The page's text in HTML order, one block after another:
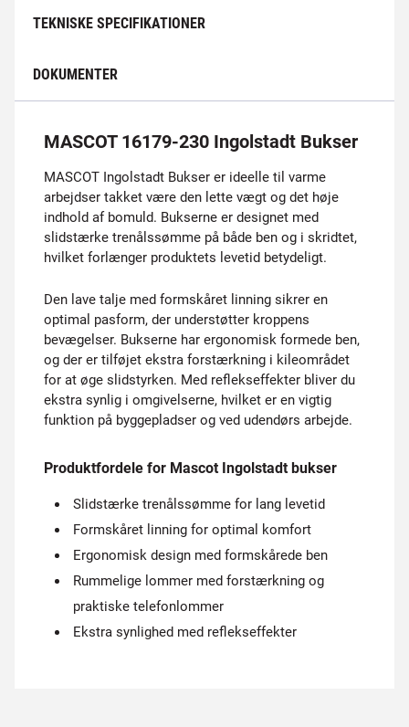
TEKNISKE SPECIFIKATIONER
DOKUMENTER
MASCOT 16179-230 Ingolstadt Bukser
MASCOT Ingolstadt Bukser er ideelle til varme
arbejdser takket være den lette vægt og det høje
indhold af bomuld. Bukserne er designet med
slidstærke trenålssømme på både ben og i skridtet,
hvilket forlænger produktets levetid betydeligt.
Den lave talje med formskåret linning sikrer en
optimal pasform, der understøtter kroppens
bevægelser. Bukserne har ergonomisk formede ben,
og der er tilføjet ekstra forstærkning i kileområdet
for at øge slidstyrken. Med reflekseffekter bliver du
ekstra synlig i omgivelserne, hvilket er en vigtig
funktion på byggepladser og ved udendørs arbejde.
Produktfordele for Mascot Ingolstadt bukser
Slidstærke trenålssømme for lang levetid
Formskåret linning for optimal komfort
Ergonomisk design med formskårede ben
Rummelige lommer med forstærkning og
praktiske telefonlommer
Ekstra synlighed med reflekseffekter